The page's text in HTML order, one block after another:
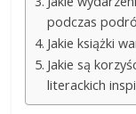
podczas
Jakie książki
Jakie są
literackich